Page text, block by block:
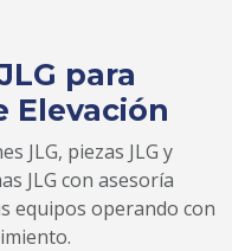
para
Elevación
JLG, piezas JLG y
JLG con asesoría
equipos operando con